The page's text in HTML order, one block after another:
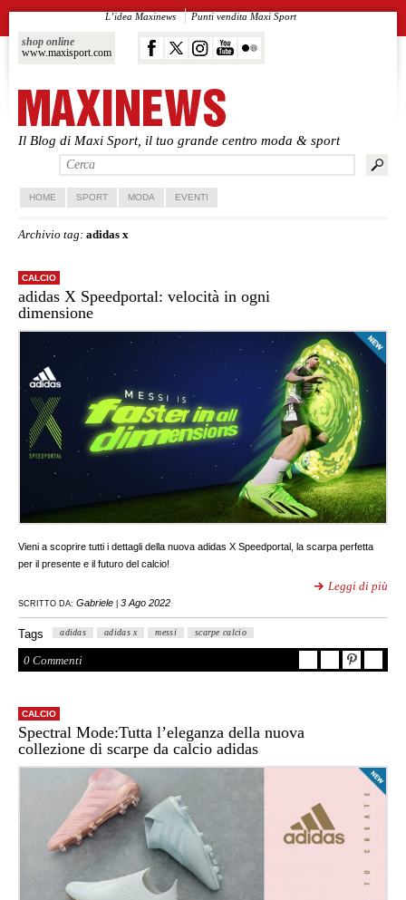
Il Blog di Maxi Sport, il tuo grande centro moda & sport
shop online
www.maxisport.com
L’idea Maxinews Punti vendita Maxi Sport
Vai al contenuto principale
Vai al contenuto secondario
HOME SPORT MODA EVENTI
Archivio tag:adidas x
CALCIO
adidas X Speedportal: velocità in ogni
dimensione
Vieni a scoprire tutti i dettagli della nuova adidas X Speedportal, la scarpa perfetta
per il presente e il futuro del calcio!
Leggi di più
SCRITTO DA: Gabriele 3 Ago 2022
Tags adidas adidas x messi scarpe calcio
0 Commenti
CALCIO
Spectral Mode:Tutta l’eleganza della nuova
collezione di scarpe da calcio adidas